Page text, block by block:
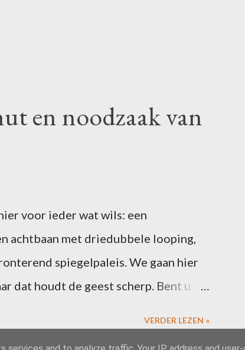
en noodzaak van
voor ieder wat wils: een
achtbaan met driedubbele looping,
spiegelpaleis. We gaan hier
dat houdt de geest scherp. Bent u
niet te linken naar deze post, dan
VERDER LEZEN »